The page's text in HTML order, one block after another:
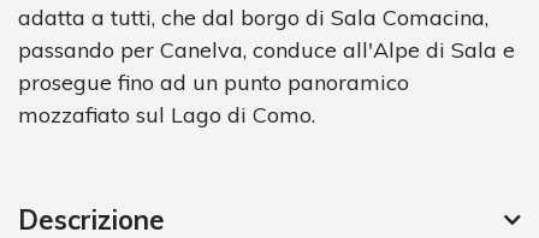
adatta a tutti, che dal borgo di Sala Comacina,
passando per Canelva, conduce all'Alpe di Sala e
prosegue fino ad un punto panoramico
mozzafiato sul Lago di Como.
Descrizione